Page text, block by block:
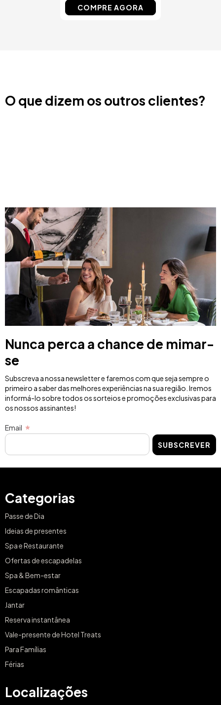
COMPRE AGORA
O que dizem os outros clientes?
Nunca perca a chance de mimar-
se
Subscreva a nossa newsletter e faremos com que seja sempre o
primeiro a saber das melhores experiências na sua região. Iremos
informá-lo sobre todos os sorteios e promoções exclusivas para
os nossos assinantes!
Email
SUBSCREVER
Categorias
Passe de Dia
Ideias de presentes
Spa e Restaurante
Ofertas de escapadelas
Spa & Bem-estar
Escapadas românticas
Jantar
Reserva instantânea
Vale-presente de Hotel Treats
Para Famílias
Férias
Localizações